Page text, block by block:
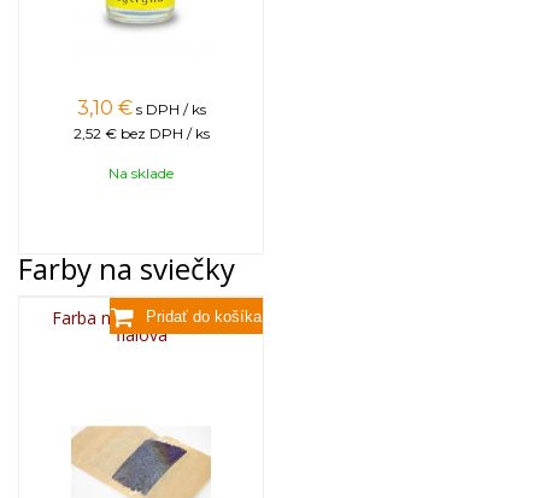
3,10 € s DPH / ks
2,52 € bez DPH / ks
Na sklade
Farby na sviečky
Farba na sviečky, 25g -
fialová